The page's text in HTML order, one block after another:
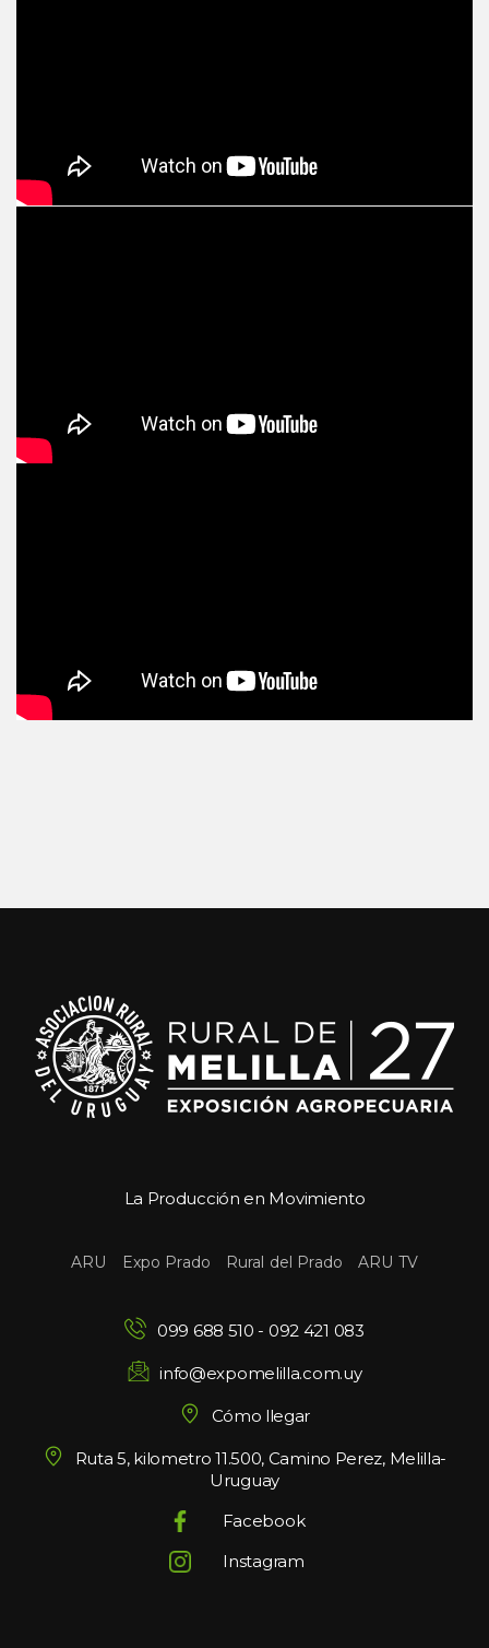
La Producción en Movimiento
ARU Expo Prado Rural del Prado ARU TV
099 688 510 - 092 421 083
info@expomelilla.com.uy
Cómo llegar
Ruta 5, kilometro 11.500, Camino Perez, Melilla-
Uruguay
Facebook
Instagram